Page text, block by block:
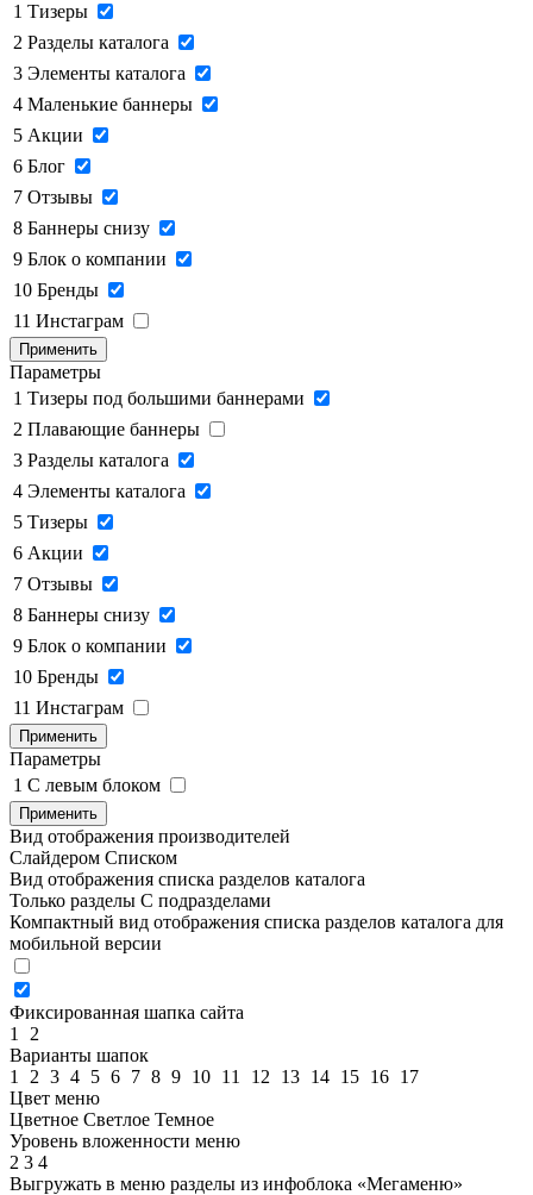
1 Тизеры
2 Разделы каталога
3 Элементы каталога
4 Маленькие баннеры
5 Акции
6 Блог
7 Отзывы
8 Баннеры снизу
9 Блок о компании
10 Бренды
11 Инстаграм
Применить
Параметры
1 Тизеры под большими баннерами
2 Плавающие баннеры
3 Разделы каталога
4 Элементы каталога
5 Тизеры
6 Акции
7 Отзывы
8 Баннеры снизу
9 Блок о компании
10 Бренды
11 Инстаграм
Применить
Параметры
1 C левым блоком
Применить
Вид отображения производителей
Слайдером Списком
Вид отображения списка разделов каталога
Только разделы С подразделами
Компактный вид отображения списка разделов каталога для
мобильной версии
Фиксированная шапка сайта
1
2
Варианты шапок
1
2 3 4 5 6 7 8 9 10 11 12 13 14 15 16 17
Цвет меню
Цветное Светлое Темное
Уровень вложенности меню
2 3 4
Выгружать в меню разделы из инфоблока «Мегаменю»